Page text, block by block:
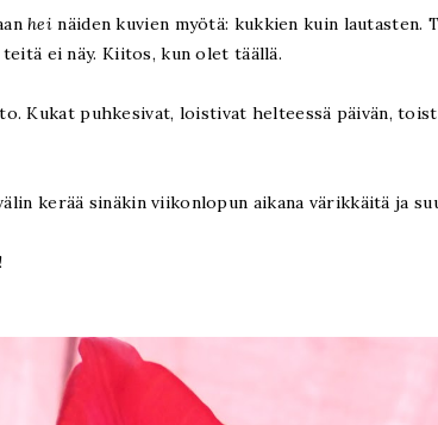
heinäiden kuvien myötä: kukkien kuin lautasten.
ei näy. Kiitos, kun olet täällä.
Kukat puhkesivat, loistivat helteessä päivän,
kerää sinäkin viikonlopun aikana värikkäitä ja